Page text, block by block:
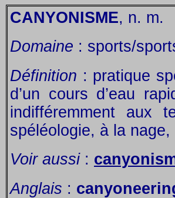
CANYONISME, n. m.
Domaine : sports/
Définition : pratique
d’un cours d’eau
indifféremment aux
spéléologie, à la
Voir aussi:
Anglais :